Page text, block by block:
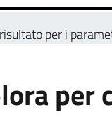
per i
per